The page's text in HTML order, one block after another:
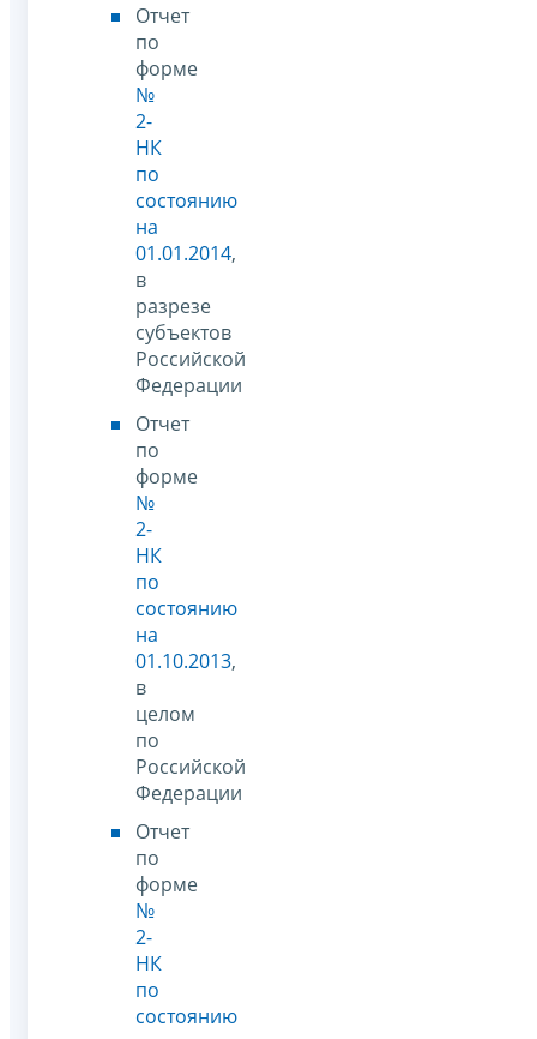
Отчет
по
форме
№
2-
НК
по
состоянию
на
01.01.2014,
в
разрезе
субъектов
Российской
Федерации
Отчет
по
форме
№
2-
НК
по
состоянию
на
01.10.2013,
в
целом
по
Российской
Федерации
Отчет
по
форме
№
2-
НК
по
состоянию